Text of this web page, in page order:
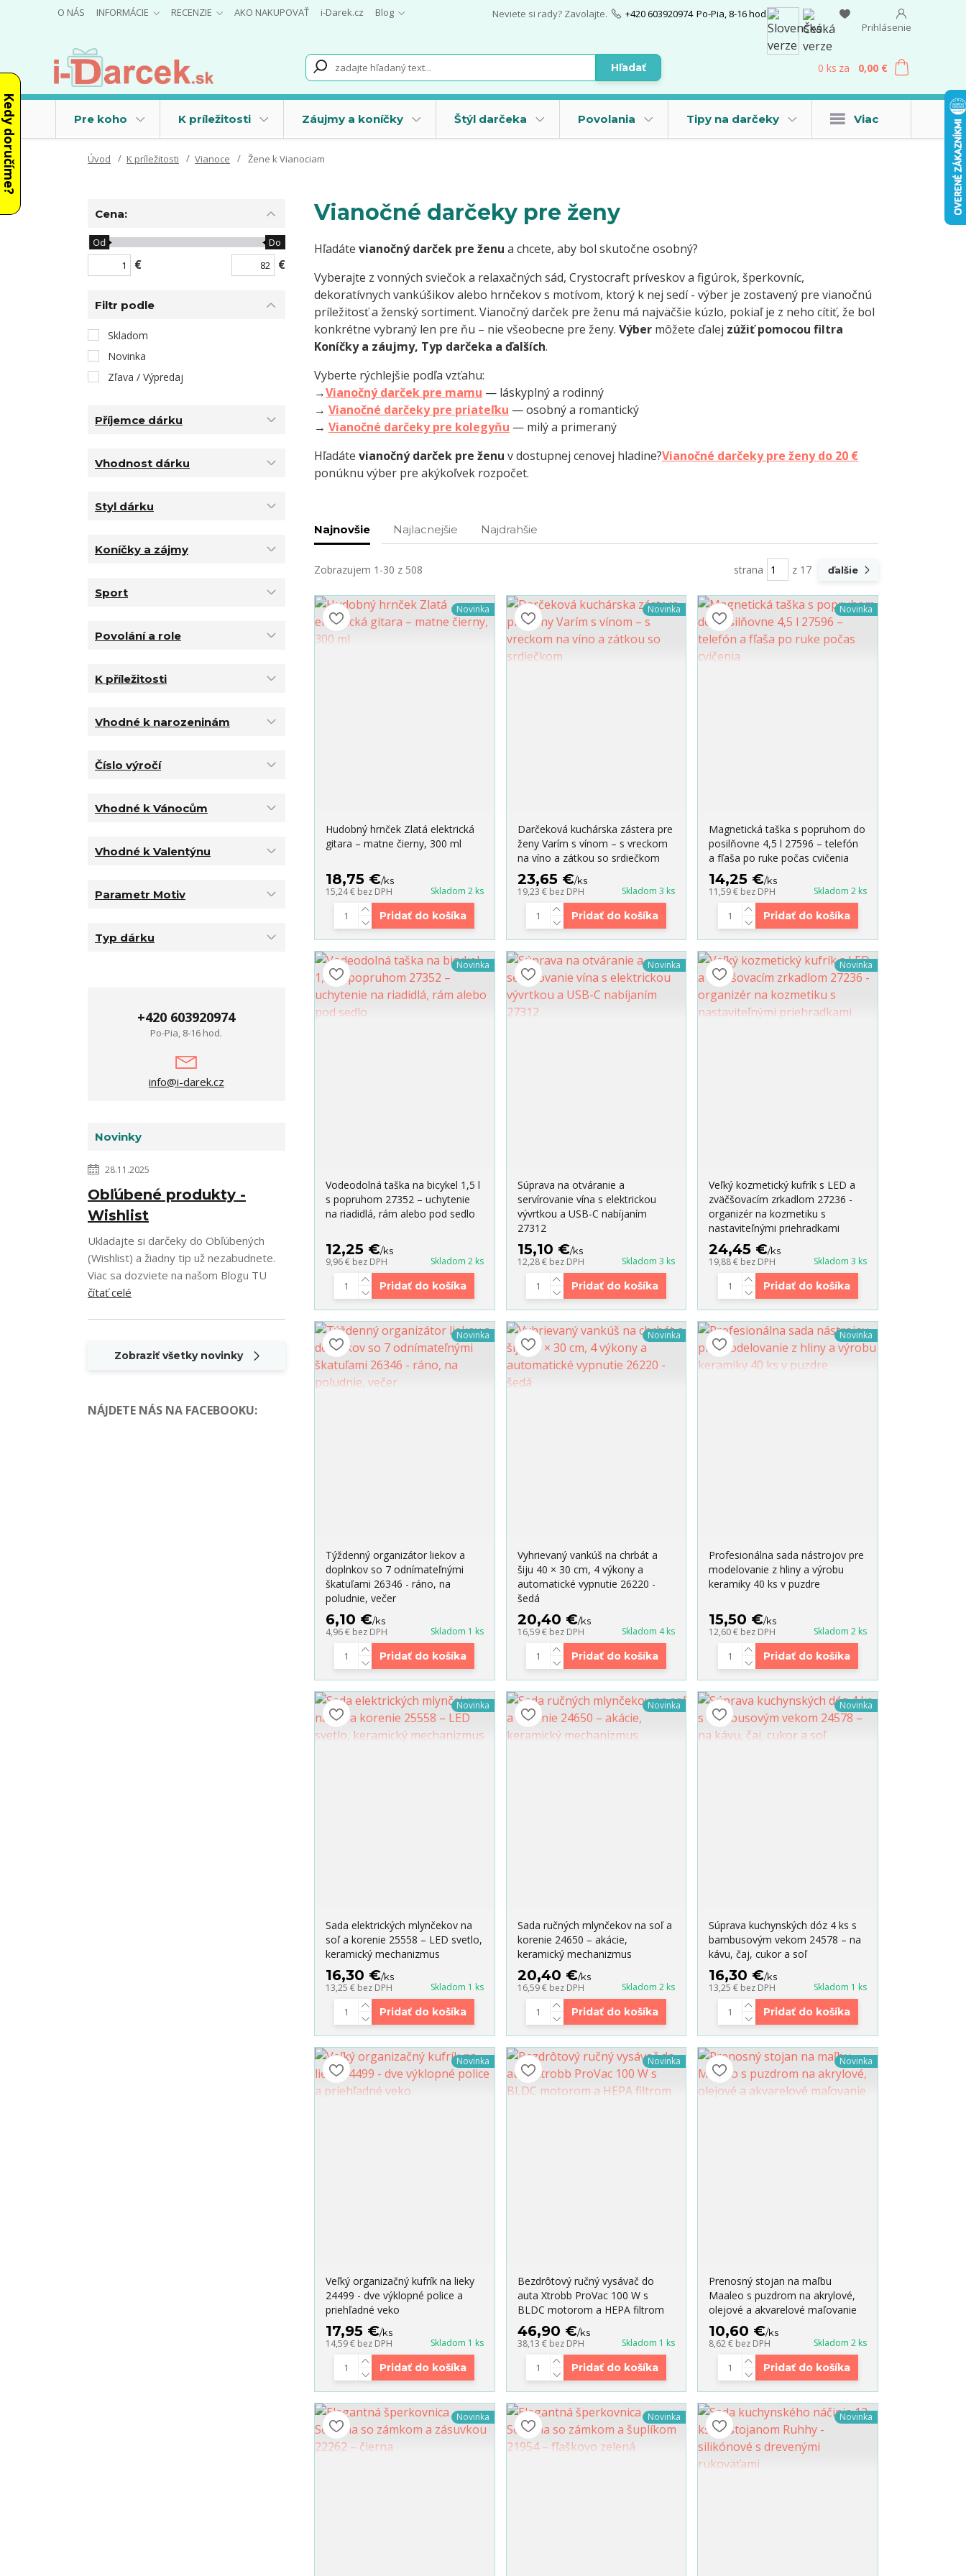
O NÁS INFORMÁCIE RECENZIE AKO NAKUPOVAŤ i-Darek.cz
Blog
Prihlásenie
Hľadať
Neviete si rady? Zavolajte. +420 603920974 Po-Pia, 8-16 hod.
0 ks za 0,00 €
Pre koho K príležitosti Záujmy a koníčky Štýl darčeka Povolania Tipy na darčeky Viac
Úvod K príležitosti Vianoce Žene k Vianociam
Vianočné darčeky pre ženy
Hľadáte vianočný darček pre ženu a chcete, aby bol skutočne osobný?
Vyberajte z vonných sviečok a relaxačných sád, Crystocraft príveskov a figúrok, šperkovníc,
dekoratívnych vankúšikov alebo hrnčekov s motívom, ktorý k nej sedí - výber je zostavený pre vianočnú
príležitosť a ženský sortiment. Vianočný darček pre ženu má najväčšie kúzlo, pokiaľ je z neho cítiť, že bol
konkrétne vybraný len pre ňu – nie všeobecne pre ženy. Výbermôžete ďalej zúžiť pomocou filtra
Koníčky a záujmy, Typ darčeka a ďalších.
Vyberte rýchlejšie podľa vzťahu:
→Vianočný darček pre mamu — láskyplný a rodinný
→ Vianočné darčeky pre priateľku — osobný a romantický
→ Vianočné darčeky pre kolegyňu — milý a primeraný
Hľadáte vianočný darček pre ženu v dostupnej cenovej hladine?Vianočné darčeky pre ženy do 20 €
ponúknu výber pre akýkoľvek rozpočet.
Najnovšie Najlacnejšie Najdrahšie
Zobrazujem 1-30 z 508 strana z 17 ďalšie
Novinka
Hudobný hrnček Zlatá elektrická
gitara – matne čierny, 300 ml
18,75 €/ks
15,24 € bez DPH Skladom 2 ks
Pridať do košíka
Novinka
Darčeková kuchárska zástera pre
ženy Varím s vínom – s vreckom
na víno a zátkou so srdiečkom
23,65 €/ks
19,23 € bez DPH Skladom 3 ks
Pridať do košíka
Novinka
Magnetická taška s popruhom do
posilňovne 4,5 l 27596 – telefón
a fľaša po ruke počas cvičenia
14,25 €/ks
11,59 € bez DPH Skladom 2 ks
Pridať do košíka
Novinka
Vodeodolná taška na bicykel 1,5 l
s popruhom 27352 – uchytenie
na riadidlá, rám alebo pod sedlo
12,25 €/ks
9,96 € bez DPH Skladom 2 ks
Pridať do košíka
Novinka
Súprava na otváranie a
servírovanie vína s elektrickou
vývrtkou a USB-C nabíjaním
27312
15,10 €/ks
12,28 € bez DPH Skladom 3 ks
Pridať do košíka
Novinka
Veľký kozmetický kufrík s LED a
zväčšovacím zrkadlom 27236 -
organizér na kozmetiku s
nastaviteľnými priehradkami
24,45 €/ks
19,88 € bez DPH Skladom 3 ks
Pridať do košíka
Novinka
Týždenný organizátor liekov a
doplnkov so 7 odnímateľnými
škatuľami 26346 - ráno, na
poludnie, večer
6,10 €/ks
4,96 € bez DPH Skladom 1 ks
Pridať do košíka
Novinka
Vyhrievaný vankúš na chrbát a
šiju 40 × 30 cm, 4 výkony a
automatické vypnutie 26220 -
šedá
20,40 €/ks
16,59 € bez DPH Skladom 4 ks
Pridať do košíka
Novinka
Profesionálna sada nástrojov pre
modelovanie z hliny a výrobu
keramiky 40 ks v puzdre
15,50 €/ks
12,60 € bez DPH Skladom 2 ks
Pridať do košíka
Novinka
Sada elektrických mlynčekov na
soľ a korenie 25558 – LED svetlo,
keramický mechanizmus
16,30 €/ks
13,25 € bez DPH Skladom 1 ks
Pridať do košíka
Novinka
Sada ručných mlynčekov na soľ a
korenie 24650 – akácie,
keramický mechanizmus
20,40 €/ks
16,59 € bez DPH Skladom 2 ks
Pridať do košíka
Novinka
Súprava kuchynských dóz 4 ks s
bambusovým vekom 24578 – na
kávu, čaj, cukor a soľ
16,30 €/ks
13,25 € bez DPH Skladom 1 ks
Pridať do košíka
Novinka
Veľký organizačný kufrík na lieky
24499 - dve výklopné police a
priehľadné veko
17,95 €/ks
14,59 € bez DPH Skladom 1 ks
Pridať do košíka
Novinka
Bezdrôtový ručný vysávač do
auta Xtrobb ProVac 100 W s
BLDC motorom a HEPA filtrom
46,90 €/ks
38,13 € bez DPH Skladom 1 ks
Pridať do košíka
Novinka
Prenosný stojan na maľbu
Maaleo s puzdrom na akrylové,
olejové a akvarelové maľovanie
10,60 €/ks
8,62 € bez DPH Skladom 2 ks
Pridať do košíka
Novinka Novinka Novinka
Cena:
€
Od Do
€
Filtr podle
Skladom
Novinka
Zľava / Výpredaj
Příjemce dárku
Vhodnost dárku
Styl dárku
Koníčky a zájmy
Sport
Povolání a role
K příležitosti
Vhodné k narozeninám
Číslo výročí
Vhodné k Vánocům
Vhodné k Valentýnu
Parametr Motiv
Typ dárku
+420 603920974
Po-Pia, 8-16 hod.
info@i-darek.cz
Novinky
28.11.2025
Obľúbené produkty -
Wishlist
Ukladajte si darčeky do Obľúbených
(Wishlist) a žiadny tip už nezabudnete.
Viac sa dozviete na našom Blogu TU
čítať celé
Zobraziť všetky novinky
NÁJDETE NÁS NA FACEBOOKU:
Kedy doručíme?